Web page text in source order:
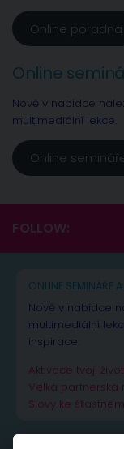
Online poradna
Online
Nově v nabídce
multimediální lekce.
Online
FOLLOW:
ONLINE SEMINÁŘE A
Nově v nabídce
multimediální
inspirace.
Aktivace tvojí
Velká
Slovy ke